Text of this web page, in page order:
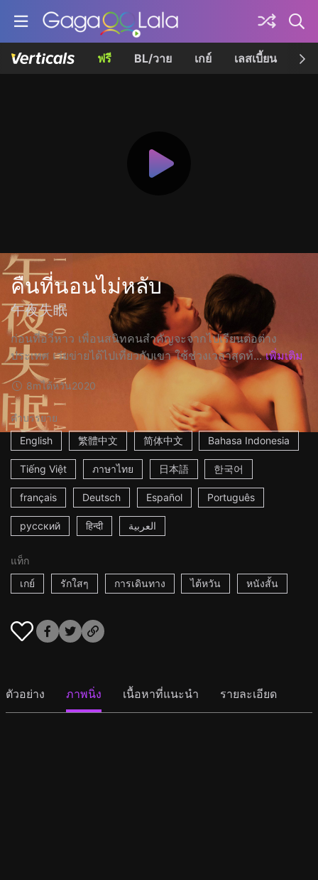
ฟรี BL/วาย เกย์ เลสเบี้ยน เค
คืนที่นอนไม่หลับ
午夜失眠
ก่อนที่อวี่หาว เพื่อนสนิทคนสำคัญจะจากไปเรียนต่อต่าง
ประเทศ เว่ยข่ายได้ไปเที่ยวกับเขา ใช้ช่วงเวลาสุดท้... เพิ่มเติม
8mไต้หวัน2020
คำบรรยาย
English
繁體中文 简体中文 Bahasa Indonesia
Tiếng Việt ภาษาไทย 日本語 한국어
français Deutsch Español Português
русский हिन्दी العربية
แท็ก
เกย์
รักใสๆ การเดินทาง ไต้หวัน หนังสั้น
ตัวอย่าง ภาพนิ่ง เนื้อหาที่แนะนำ รายละเอียด